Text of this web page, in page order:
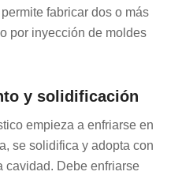
fabricar dos o más
por inyección de moldes
y solidificación
empieza a enfriarse en
se solidifica y adopta con
cavidad. Debe enfriarse